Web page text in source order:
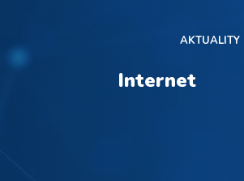
AKTUALITY
Internet